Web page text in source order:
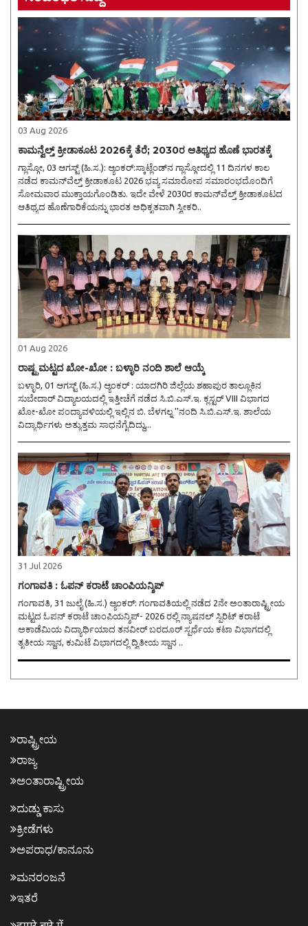
03 Aug 2026
ಕಾಮನ್ವೆಲ್ತ್ ಕ್ರೀಡಾಕೂಟ 2026ಕ್ಕೆ ತೆರೆ; 2030ರ ಆತಿಥ್ಯದ ಹೊಣೆ ಭಾರತಕ್ಕೆ
ಗ್ಲಾಸ್ಗೋ, 03 ಆಗಸ್ಟ್ (ಹಿ.ಸ.): ಆ್ಯಂಕರ್:ಸ್ಕಾಟ್ಲೆಂಡ್‌ನ ಗ್ಲಾಸ್ಗೋದಲ್ಲಿ 11 ದಿನಗಳ ಕಾಲ
ನಡೆದ ಕಾಮನ್‌ವೆಲ್ತ್ ಕ್ರೀಡಾಕೂಟ 2026 ಭವ್ಯ ಸಮಾರೋಪ ಸಮಾರಂಭದೊಂದಿಗೆ
ಸೋಮವಾರ ಮುಕ್ತಾಯಗೊಂಡಿತು. ಇದೇ ವೇಳೆ 2030ರ ಕಾಮನ್‌ವೆಲ್ತ್ ಕ್ರೀಡಾಕೂಟದ
ಆತಿಥ್ಯದ ಹೊಣೆಗಾರಿಕೆಯನ್ನು ಭಾರತ ಅಧಿಕೃತವಾಗಿ ಸ್ವೀಕರಿ..
01 Aug 2026
ರಾಷ್ಟ್ರಮಟ್ಟದ ಖೋ-ಖೋ : ಬಳ್ಳಾರಿ ನಂದಿ ಶಾಲೆ ಆಯ್ಕೆ
ಬಳ್ಳಾರಿ, 01 ಆಗಸ್ಟ್ (ಹಿ.ಸ.) ಆ್ಯಂಕರ್ : ಯಾದಗಿರಿ ಜಿಲ್ಲೆಯ ಶಹಾಪುರ ತಾಲ್ಲೂಕಿನ
ಸುಬೇದಾರ್ ವಿದ್ಯಾಲಯದಲ್ಲಿ ಇತ್ತೀಚೆಗೆ ನಡೆದ ಸಿ.ಬಿ.ಎಸ್.ಇ. ಕ್ಲಸ್ಟರ್ VIII ವಿಭಾಗದ
ಖೋ-ಖೋ ಪಂದ್ಯಾವಳಿಯಲ್ಲಿ ಇಲ್ಲಿನ ಬಿ. ಬೆಳಗಲ್ನ ''ನಂದಿ ಸಿ.ಬಿ.ಎಸ್.ಇ. ಶಾಲೆಯ
ವಿದ್ಯಾರ್ಥಿಗಳು ಅತ್ಯುತ್ತಮ ಸಾಧನೆಗೈದಿದ್ದು,..
31 Jul 2026
ಗಂಗಾವತಿ : ಓಪನ್ ಕರಾಟೆ ಚಾಂಪಿಯನ್ಶಿಪ್
ಗಂಗಾವತಿ, 31 ಜುಲೈ (ಹಿ.ಸ.) ಆ್ಯಂಕರ್: ಗಂಗಾವತಿಯಲ್ಲಿ ನಡೆದ 2ನೇ ಅಂತಾರಾಷ್ಟ್ರೀಯ
ಮಟ್ಟದ ಓಪನ್ ಕರಾಟೆ ಚಾಂಪಿಯನ್ಶಿಪ್- 2026 ರಲ್ಲಿ ನ್ಯಾಷನಲ್ ಸ್ಪಿರಿಟ್ ಕರಾಟೆ
ಅಕಾಡೆಮಿಯ ವಿದ್ಯಾರ್ಥಿಯಾದ ತನವೀರ್ ಬರದೂರ್ ಸ್ಪರ್ಧೆಯ ಕಟಾ ವಿಭಾಗದಲ್ಲಿ
ತೃತೀಯ ಸ್ಥಾನ, ಕುಮಿಟೆ ವಿಭಾಗದಲ್ಲಿ ದ್ವಿತೀಯ ಸ್ಥಾನ ..
ರಾಷ್ಟ್ರೀಯ
ರಾಜ್ಯ
ಅಂತಾರಾಷ್ಟ್ರೀಯ
ದುಡ್ಡು ಕಾಸು
ಕ್ರೀಡೆಗಳು
ಅಪರಾಧ/ಕಾನೂನು
ಮನರಂಜನೆ
ಇತರೆ